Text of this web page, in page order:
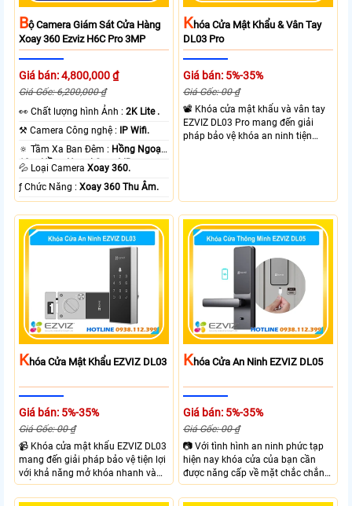
BỘ Camera Giám Sát Cửa Hàng
Xoay 360 Ezviz H6C Pro 3MP
Giá bán: 4,800,000 ₫
Giá Gốc: 6,200,000 ₫
️👀 Chất lượng hình Ảnh :2K Lite .
⚒ Camera Công nghệ : IP Wifi.
🔅 Tầm Xa Ban Đêm : Hồng Ngoại
10m Hồng Ngoại Smart IR.
💦 Loại CameraXoay 360.
️ƒ Chức Năng :Xoay 360 Thu Âm.
KHóa Cửa Mật Khẩu & Vân Tay
DL03 Pro
Giá bán: 5%-35%
Giá Gốc: 00 ₫
📽 Khóa cửa mật khẩu và vân tay
EZVIZ DL03 Pro mang đến giải
pháp bảo vệ khóa an ninh tiện
dụng phù hợp cho gia đình và văn
phòng giúp kiểm soát ra vào linh
hoạt.
KHóa Cửa Mật Khẩu EZVIZ DL03
Giá bán: 5%-35%
Giá Gốc: 00 ₫
📹 Khóa cửa mật khẩu EZVIZ DL03
mang đến giải pháp bảo vệ tiện lợi
với khả năng mở khóa nhanh và
kiểm soát linh hoạt. Khóa cửa cửa
EZVIZ kết nối trực tiếp với điện
KHóa Cửa An Ninh EZVIZ DL05
Giá bán: 5%-35%
Giá Gốc: 00 ₫
📷 Với tình hình an ninh phức tạp
hiện nay khóa cửa của bạn cần
được năng cấp về mặt chắc chắn
và công nghệ giúp đảm bảo an
ninh và kiểm soát ra vào hiệu quả